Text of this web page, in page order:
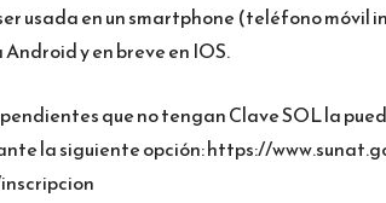
usada en un smartphone (teléfono móvil
y en breve en IOS.
que no tengan Clave SOL la
la siguiente opción: https://